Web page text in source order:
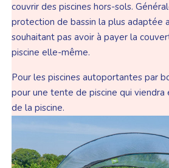
couvrir des piscines hors-sols.
protection de bassin la plus adaptée
souhaitant pas avoir à payer la
piscine elle-même.
Pour les piscines autoportantes par
pour une tente de piscine qui viendra
de la piscine.